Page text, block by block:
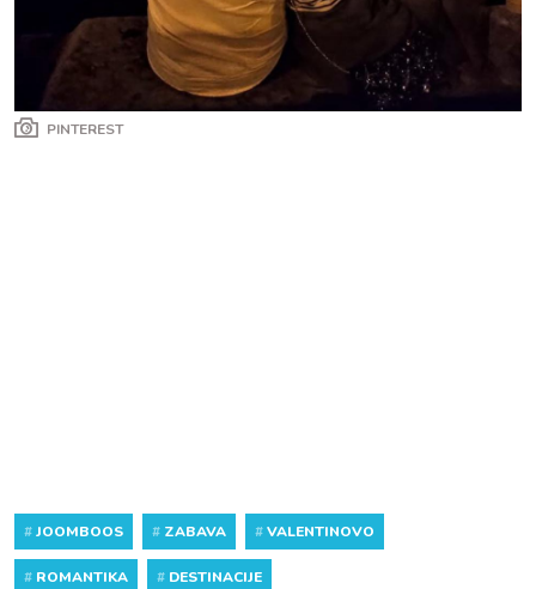
PINTEREST
#JOOMBOOS # ZABAVA #VALENTINOVO
# ROMANTIKA # DESTINACIJE